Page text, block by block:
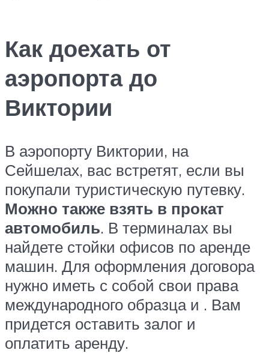
Как доехать от
аэропорта до
Виктории
В аэропорту Виктории, на
Сейшелах, вас встретят, если вы
покупали туристическую путевку.
Можно также взять в прокат
автомобиль. В терминалах вы
найдете стойки офисов по аренде
машин. Для оформления договора
нужно иметь с собой свои права
международного образца и . Вам
придется оставить залог и
оплатить аренду.